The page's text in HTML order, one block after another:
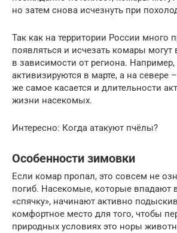
но затем снова исчезнуть при
Так как на территории России много
появляться и исчезать комары могут
в зависимости от региона.
активизируются в марте, а на
же самое касается и длительности
жизни насекомых.
Интересно: Когда атакуют пчёлы?
Особенности зимовки
Если комар пропал, это совсем не
погиб. Насекомые, которые
«спячку», начинают активно
комфортное место для того, чтобы
природных условиях это норы